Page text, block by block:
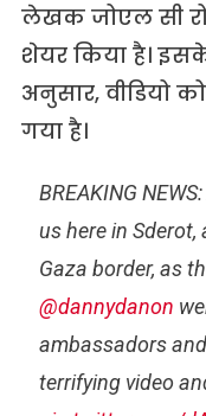
लेखक जोएल सी
शेयर किया है।
अनुसार, वीडियो
गया है।
BREAKING
us here in
Gaza border, as
@dannydanon
ambassadors
terrifying video